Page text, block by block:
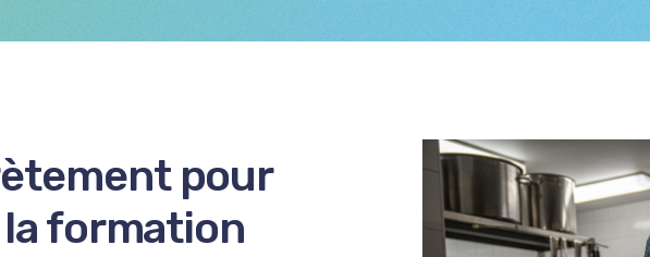
Réemploi, recyclage, économie circulaire
Entrepreneuriat social
pour
formation